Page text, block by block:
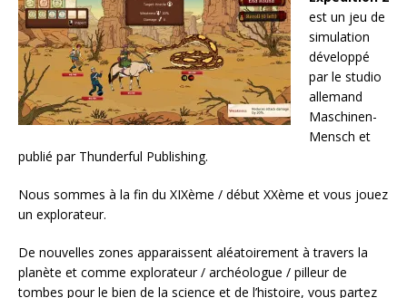
est un jeu de
simulation
développé
par le studio
allemand
Maschinen-
Mensch et
publié par Thunderful Publishing.
Nous sommes à la fin du XIXème / début XXème et vous jouez
un explorateur.
De nouvelles zones apparaissent aléatoirement à travers la
planète et comme explorateur / archéologue / pilleur de
tombes pour le bien de la science et de l’histoire, vous partez